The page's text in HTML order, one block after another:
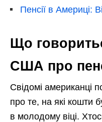
Пенсії в Америці:
Що
США про
Свідомі американці
про те, на які кошти
в молодому віці.